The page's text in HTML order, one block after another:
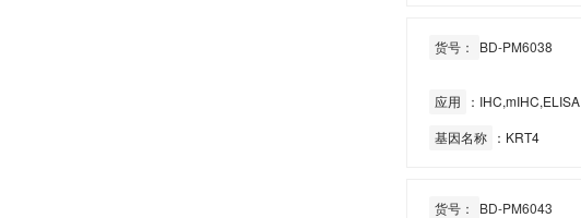
货号： BD-PM6038
应用
：IHC,mIHC,ELISA
基因名称 ：KRT4
货号： BD-PM6043